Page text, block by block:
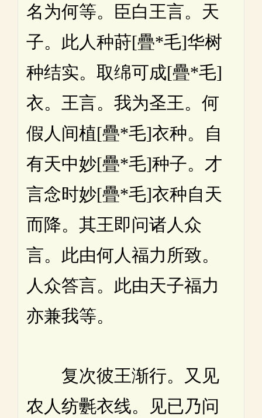
名为何等。臣白王言。天
子。此人种莳[疊*毛]华树
种结实。取绵可成[疊*毛]
衣。王言。我为圣王。何
假人间植[疊*毛]衣种。自
有天中妙[疊*毛]种子。才
言念时妙[疊*毛]衣种自天
而降。其王即问诸人众
言。此由何人福力所致。
人众答言。此由天子福力
亦兼我等。
复次彼王渐行。又见
农人纺氎衣线。见已乃问